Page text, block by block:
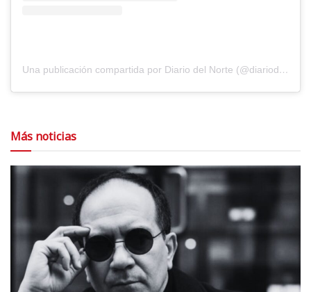
Una publicación compartida por Diario del Norte (@diariodelnorte)
Más noticias